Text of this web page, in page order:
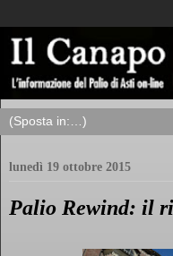
lunedì 19 ottobre 2015
Palio Rewind: il